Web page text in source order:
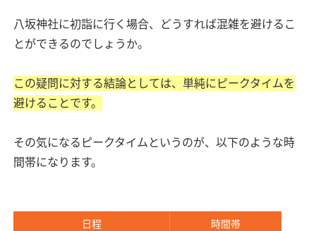
八坂神社に初詣に行く場合、どうすれば混雑を避けるこ
とができるのでしょうか。
この疑問に対する結論としては、単純にピークタイムを
避けることです。
その気になるピークタイムというのが、以下のような時
間帯になります。
日程 時間帯